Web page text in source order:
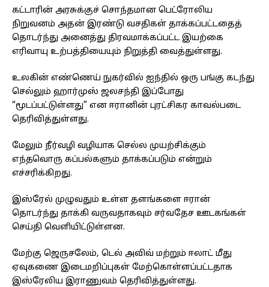
கட்டாரின் அரசுக்குச் சொந்தமான பெட்ரோலிய
நிறுவனம் அதன் இரண்டு வசதிகள் தாக்கப்பட்டதைத்
தொடர்ந்து அனைத்து திரவமாக்கப்பட்ட இயற்கை
எரிவாயு உற்பத்தியையும் நிறுத்தி வைத்துள்ளது.
உலகின் எண்ணெய் நுகர்வில் ஐந்தில் ஒரு பங்கு கடந்து
செல்லும் ஹார்முஸ் ஜலசந்தி இப்போது
“மூடப்பட்டுள்ளது” என ஈரானின் புரட்சிகர காவல்படை
தெரிவித்துள்ளது.
மேலும் நீர்வழி வழியாக செல்ல முயற்சிக்கும்
எந்தவொரு கப்பல்களும் தாக்கப்படும் என்றும்
எச்சரிக்கிறது.
இஸ்ரேல் முழுவதும் உள்ள தளங்களை ஈரான்
தொடர்ந்து தாக்கி வருவதாகவும் சர்வதேச ஊடகங்கள்
செய்தி வெளியிட்டுள்ளன.
மேற்கு ஜெருசலேம், டெல் அவிவ் மற்றும் ஈலாட் மீது
ஏவுகணை இடைமறிப்புகள் மேற்கொள்ளப்பட்டதாக
இஸ்ரேலிய இராணுவம் தெரிவித்துள்ளது.